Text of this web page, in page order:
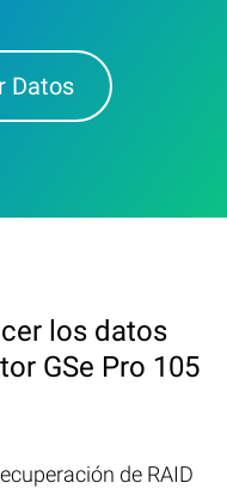
Datos
los datos
GSe Pro 105
de RAID